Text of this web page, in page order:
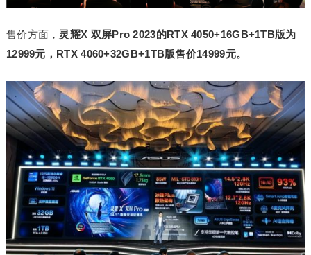
售价方面， 灵耀X 双屏Pro 2023的RTX 4050+16GB+1TB版为
12999元，RTX 4060+32GB+1TB版售价14999元。